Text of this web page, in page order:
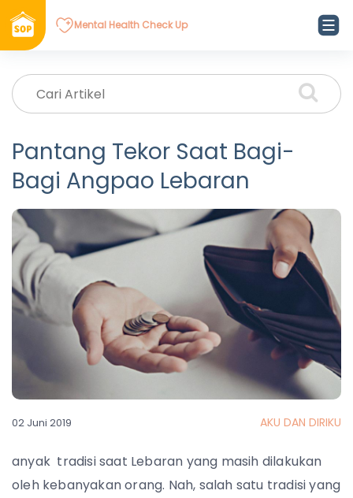
Mental Health Check Up
Pantang Tekor Saat Bagi-
Bagi Angpao Lebaran
02 Juni 2019 AKU DAN DIRIKU
anyak tradisi saat Lebaran yang masih dilakukan
oleh kebanyakan orang. Nah, salah satu tradisi yang